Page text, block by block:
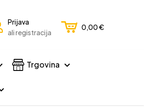
Prijava
ali registracija
0,00€
Trgovina